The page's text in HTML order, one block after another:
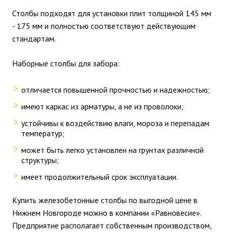
Столбы подходят для установки плит толщиной 145 мм
- 175 мм и полностью соответствуют действующим
стандартам.
Наборные столбы для забора:
отличается повышенной прочностью и надежностью;
имеют каркас из арматуры, а не из проволоки;
устойчивы к воздействию влаги, мороза и перепадам
температур;
может быть легко установлен на грунтах различной
структуры;
имеет продолжительный срок эксплуатации.
Купить железобетонные столбы по выгодной цене в
Нижнем Новгороде можно в компании «Равновесие».
Предприятие располагает собственным производством,